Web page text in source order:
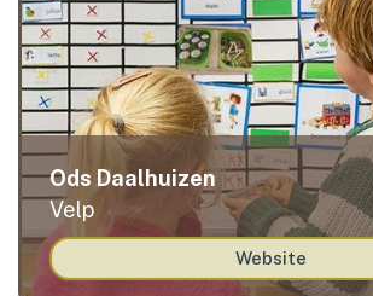
Ods Daalhuizen
Velp
Website